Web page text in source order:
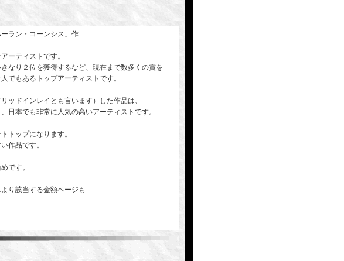
ラン・コーンシス」作
ーティストです。
なり２位を獲得するなど、現在まで数多くの賞を
でもあるトップアーティストです。
ッドインレイとも言います）した作品は、
日本でも非常に人気の高いアーティストです。
トップになります。
作品です。
です。
り該当する金額ページも